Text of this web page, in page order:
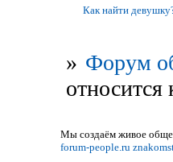
Как найти
» Форум
Мы создаём живое
forum-people.ru